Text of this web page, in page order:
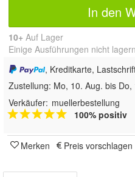
In den
10+ Auf Lager
Einige Ausführungen nicht
, Kreditkarte,
Zustellung: Mo, 10. Aug. bis Do,
Verkäufer: muellerbestellung
100% positiv
Merken Preis vorschlagen